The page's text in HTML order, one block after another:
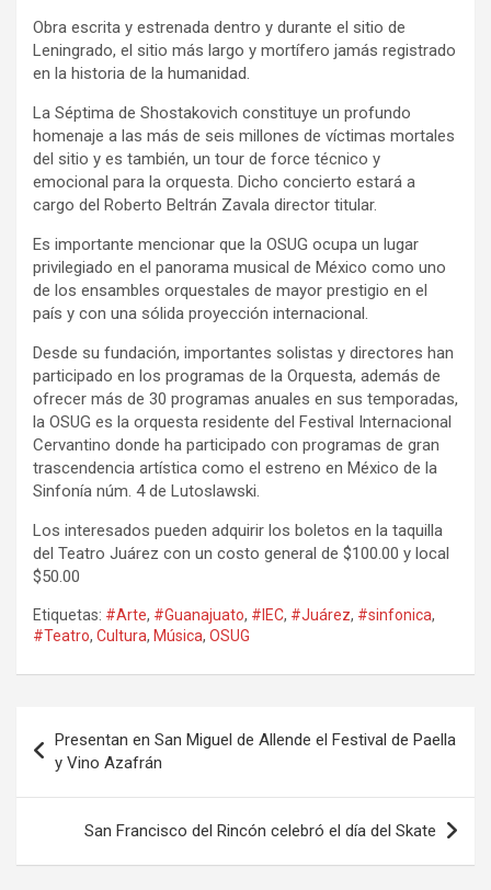
Obra escrita y estrenada dentro y durante el sitio de
Leningrado, el sitio más largo y mortífero jamás registrado
en la historia de la humanidad.
La Séptima de Shostakovich constituye un profundo
homenaje a las más de seis millones de víctimas mortales
del sitio y es también, un tour de force técnico y
emocional para la orquesta. Dicho concierto estará a
cargo del Roberto Beltrán Zavala director titular.
Es importante mencionar que la OSUG ocupa un lugar
privilegiado en el panorama musical de México como uno
de los ensambles orquestales de mayor prestigio en el
país y con una sólida proyección internacional.
Desde su fundación, importantes solistas y directores han
participado en los programas de la Orquesta, además de
ofrecer más de 30 programas anuales en sus temporadas,
la OSUG es la orquesta residente del Festival Internacional
Cervantino donde ha participado con programas de gran
trascendencia artística como el estreno en México de la
Sinfonía núm. 4 de Lutoslawski.
Los interesados pueden adquirir los boletos en la taquilla
del Teatro Juárez con un costo general de $100.00 y local
$50.00
Etiquetas: #Arte, #Guanajuato, #IEC, #Juárez, #sinfonica,
#Teatro, Cultura, Música, OSUG
de
entradas
Presentan en San Miguel de Allende el Festival de Paella
y Vino Azafrán
San Francisco del Rincón celebró el día del Skate